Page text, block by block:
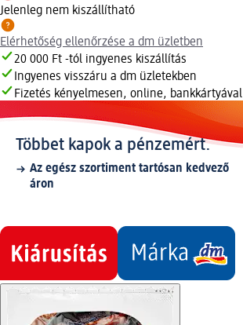
Jelenleg nem kiszállítható
Elérhetőség ellenőrzése a dm üzletben
20 000 Ft -tól ingyenes kiszállítás
Ingyenes visszáru a dm üzletekben
Fizetés kényelmesen, online, bankkártyával
Többet kapok a pénzemért.
Az egész szortiment tartósan kedvező
áron